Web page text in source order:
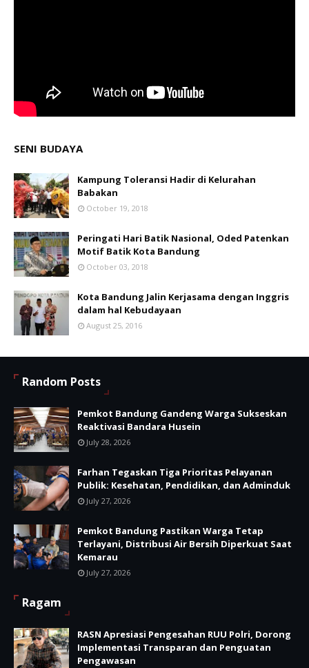
SENI BUDAYA
Kampung Toleransi Hadir di Kelurahan
Babakan
October 19, 2018
Peringati Hari Batik Nasional, Oded Patenkan
Motif Batik Kota Bandung
October 03, 2018
Kota Bandung Jalin Kerjasama dengan Inggris
dalam hal Kebudayaan
August 25, 2016
Random Posts
Pemkot Bandung Gandeng Warga Sukseskan
Reaktivasi Bandara Husein
July 28, 2026
Farhan Tegaskan Tiga Prioritas Pelayanan
Publik: Kesehatan, Pendidikan, dan Adminduk
July 27, 2026
Pemkot Bandung Pastikan Warga Tetap
Terlayani, Distribusi Air Bersih Diperkuat Saat
Kemarau
July 27, 2026
Ragam
RASN Apresiasi Pengesahan RUU Polri, Dorong
Implementasi Transparan dan Penguatan
Pengawasan